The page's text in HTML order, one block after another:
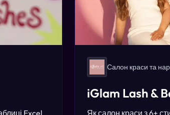
Excel
Салон краси та
iGlam Lash &
Як салон краси з 6+